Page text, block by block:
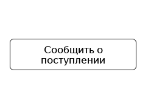
Сообщить о
поступлении
Добавляйте товары